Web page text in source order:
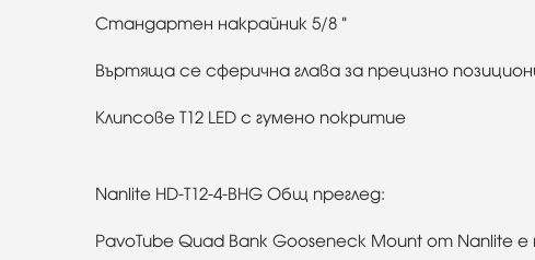
Стандартен накрайник 5/8 "
Въртяща се сферична глава за прецизно
Клипсове T12 LED с гумено покритие
Nanlite HD-T12-4-BHG Общ преглед:
PavoTube Quad Bank Gooseneck Mount от Nanlite